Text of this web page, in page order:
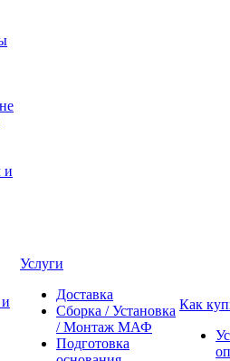
Услуги
Доставка
Сборка / Установка
/ Монтаж МАФ
Подготовка
Как